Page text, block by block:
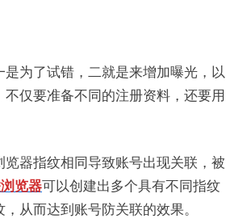
为了试错，二就是来增加曝光，以
仅要准备不同的注册资料，还要用
器指纹相同导致账号出现关联，被
览器可以创建出多个具有不同指纹
从而达到账号防关联的效果。